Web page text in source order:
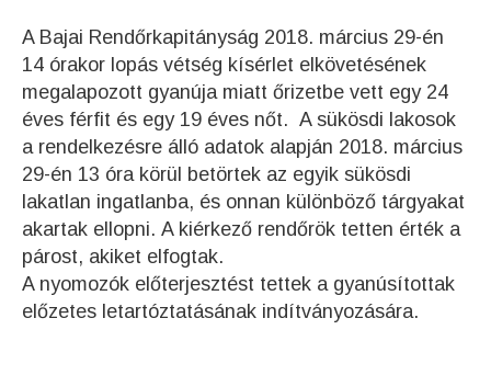
A Bajai Rendőrkapitányság 2018. március 29-én
14 órakor lopás vétség kísérlet elkövetésének
megalapozott gyanúja miatt őrizetbe vett egy 24
éves férfit és egy 19 éves nőt. A sükösdi lakosok
a rendelkezésre álló adatok alapján 2018. március
29-én 13 óra körül betörtek az egyik sükösdi
lakatlan ingatlanba, és onnan különböző tárgyakat
akartak ellopni. A kiérkező rendőrök tetten érték a
párost, akiket elfogtak.
A nyomozók előterjesztést tettek a gyanúsítottak
előzetes letartóztatásának indítványozására.